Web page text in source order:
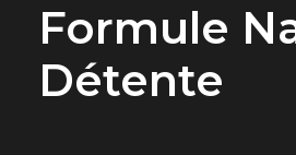
Formule
Détente